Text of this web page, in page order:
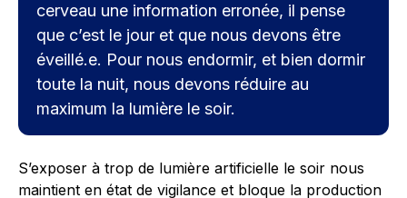
cerveau une information erronée, il pense
que c’est le jour et que nous devons être
éveillé.e. Pour nous endormir, et bien dormir
toute la nuit, nous devons réduire au
maximum la lumière le soir.
S’exposer à trop de lumière artificielle le soir nous
maintient en état de vigilance et bloque la production